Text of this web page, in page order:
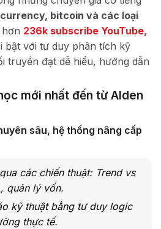
bitcoin và các loại
236k subscribe YouTube,
bật với tư duy phân tích kỹ
truyền đạt dễ hiểu, hướng dẫn
mới nhất đến từ Alden
sâu, hệ thống nâng cấp
các chiến thuật: Trend vs
quản lý vốn.
kỹ thuật bằng tư duy logic
thực tế.